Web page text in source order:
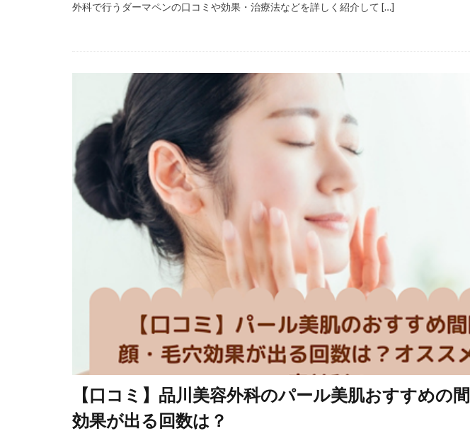
外科で行うダーマペンの口コミや効果・治療法などを詳しく紹介して […]
【口コミ】品川美容外科のパール美肌おすすめの
効果が出る回数は？